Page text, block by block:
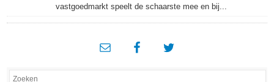
vastgoedmarkt speelt de schaarste mee en bij...